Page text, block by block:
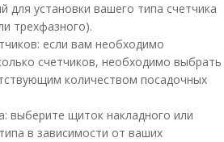
для установки вашего типа счетчика
трехфазного).
если вам необходимо
счетчиков, необходимо выбрать
количеством посадочных
выберите щиток накладного или
в зависимости от ваших